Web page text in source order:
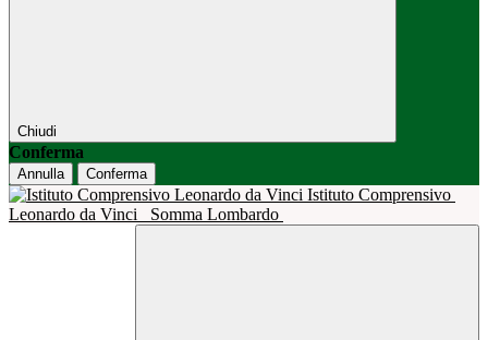
Chiudi
Conferma
Annulla Conferma
Istituto Comprensivo
Leonardo da Vinci
Somma Lombardo